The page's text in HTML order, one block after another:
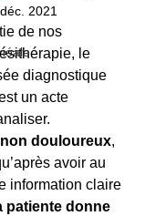
2021
de nos
le
diagnostique
un acte
non douloureux,
avoir au
information claire
patiente donne